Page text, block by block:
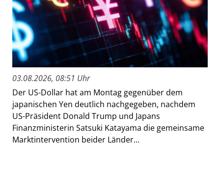
03.08.2026, 08:51 Uhr
Der US-Dollar hat am Montag gegenüber dem
japanischen Yen deutlich nachgegeben, nachdem
US-Präsident Donald Trump und Japans
Finanzministerin Satsuki Katayama die gemeinsame
Marktintervention beider Länder...